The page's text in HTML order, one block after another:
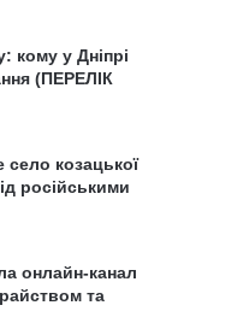
кому у Дніпрі
(ПЕРЕЛІК
село козацької
російськими
онлайн-канал
та